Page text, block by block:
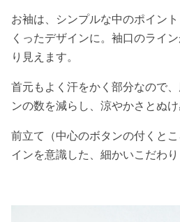
お袖は、シンプルな中のポイン
くったデザインに。袖口のライ
り見えます。
首元もよく汗をかく部分なので
ンの数を減らし、涼やかさとぬけ
前立て（中心のボタンの付くと
インを意識した、細かいこだわ